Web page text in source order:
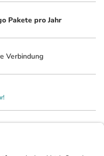
Pakete pro Jahr
Verbindung